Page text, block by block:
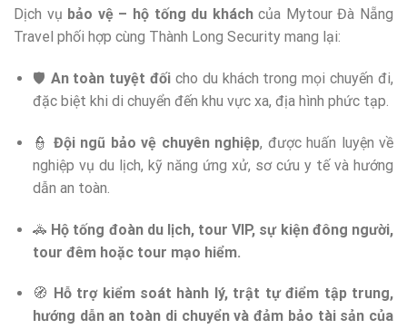
Dịch vụ bảo vệ – hộ tống du kháchcủa Mytour Đà Nẵng
Travel phối hợp cùng Thành Long Security mang lại:
🛡️ An toàn tuyệt đối cho du khách trong mọi chuyến đi,
đặc biệt khi di chuyển đến khu vực xa, địa hình phức tạp.
👮 Đội ngũ bảo vệ chuyên nghiệp, được huấn luyện về
nghiệp vụ du lịch, kỹ năng ứng xử, sơ cứu y tế và hướng
dẫn an toàn.
🚓 Hộ tống đoàn du lịch, tour VIP, sự kiện đông người,
tour đêm hoặc tour mạo hiểm.
🧭 Hỗ trợ kiểm soát hành lý, trật tự điểm tập trung,
hướng dẫn an toàn di chuyển và đảm bảo tài sản của